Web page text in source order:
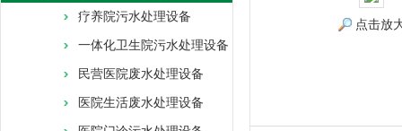
疗养院污水处理设备
一体化卫生院污水处理设备
民营医院废水处理设备
医院生活废水处理设备
点击放